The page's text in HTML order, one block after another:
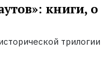
книги, о
трилогии